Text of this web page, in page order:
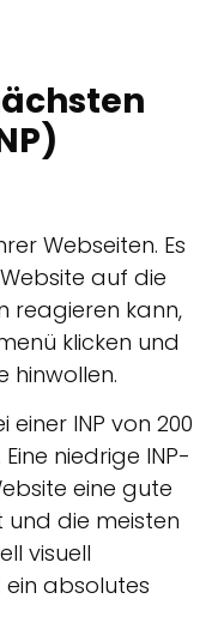
Webseiten. Es
auf die
reagieren kann,
klicken und
hinwollen.
INP von 200
niedrige INP-
eine gute
und die meisten
visuell
ein absolutes